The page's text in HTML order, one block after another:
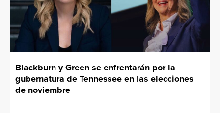
Blackburn y Green se enfrentarán por la
gubernatura de Tennessee en las elecciones
de noviembre